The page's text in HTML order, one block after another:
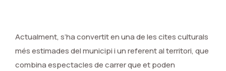
Actualment, s’ha convertit en una de les cites culturals
més estimades del municipi i un referent al territori, que
combina espectacles de carrer que et poden